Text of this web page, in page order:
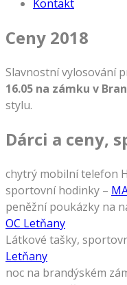
Kontakt
Ceny 2018
Slavnostní vylosování
16.05 na zámku v
stylu.
Dárci a ceny,
chytrý mobilní telefon
sportovní hodinky –
peněžní poukázky na
OC Letňany
Látkové tašky,
Letňany
noc na brandýském